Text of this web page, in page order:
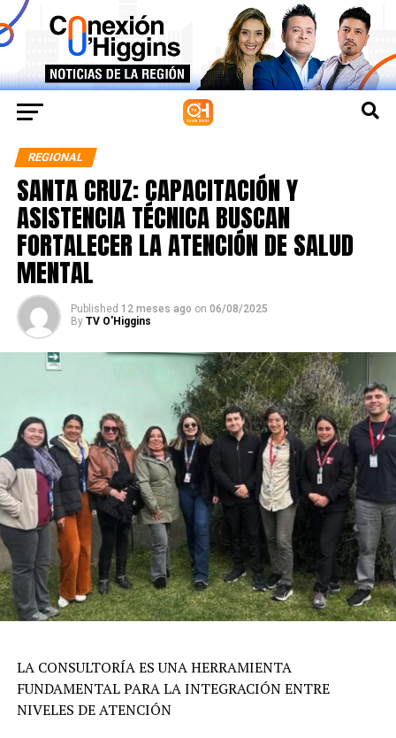
REGIONAL
SANTA CRUZ: CAPACITACIÓN Y
ASISTENCIA TÉCNICA BUSCAN
FORTALECER LA ATENCIÓN DE SALUD
MENTAL
Published 12 meses ago on 06/08/2025
By TV O'Higgins
LA CONSULTORÍA ES UNA HERRAMIENTA
FUNDAMENTAL PARA LA INTEGRACIÓN ENTRE
NIVELES DE ATENCIÓN